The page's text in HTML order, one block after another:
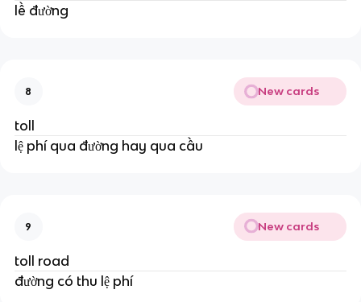
lề đường
8 New cards
toll
lệ phí qua đường hay qua cầu
9 New cards
toll road
đường có thu lệ phí